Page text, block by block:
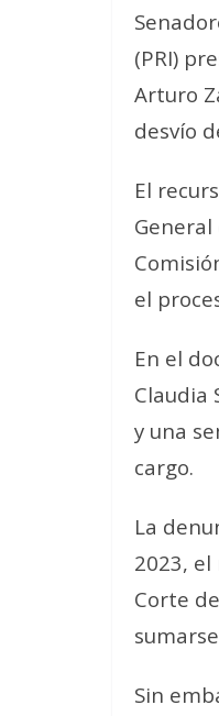
(PRI)
Arturo
desvío
El
el
En el
Claudia
y una
cargo.
La
2023,
Corte
Sin